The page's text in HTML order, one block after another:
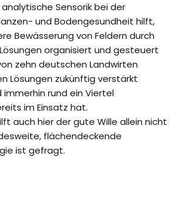
Sensorik bei der
und Bodengesundheit hilft,
Bewässerung von Feldern durch
organisiert und gesteuert
zehn deutschen Landwirten
Lösungen zukünftig verstärkt
rund ein Viertel
im Einsatz hat.
auch hier der gute Wille allein nicht
flächendeckende
ist gefragt.